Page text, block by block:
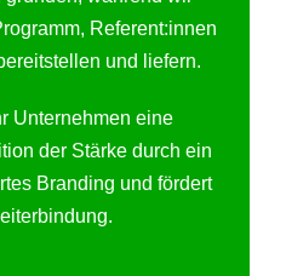
Referent:innen
und liefern.
Unternehmen eine
der Stärke durch ein
Branding und fördert